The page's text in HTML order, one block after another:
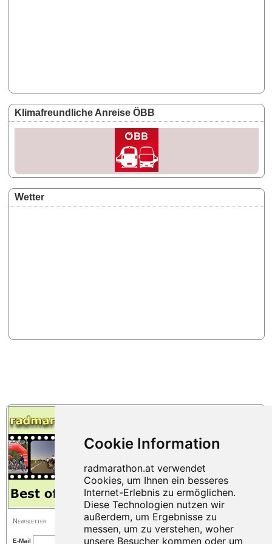
Klimafreundliche Anreise ÖBB
Wetter
Newsletter
E-Mail